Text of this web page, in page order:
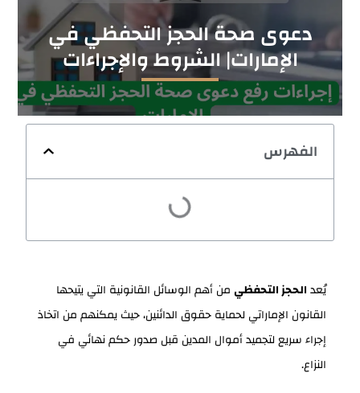
دعوى صحة الحجز التحفظي في
الإمارات| الشروط والإجراءات
الفهرس
يُعدالحجز التحفظيمن أهم الوسائل القانونية التي يتيحها
القانون الإماراتي لحماية حقوق الدائنين، حيث يمكنهم من اتخاذ
إجراء سريع لتجميد أموال المدين قبل صدور حكم نهائي في
النزاع.